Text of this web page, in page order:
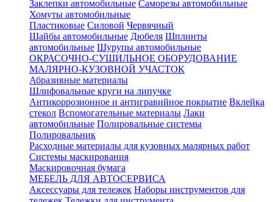
Заклепки автомобильные Саморезы автомобильные
Хомуты автомобильные
Пластиковые Силовой Червячный
Шайбы автомобильные Дюбеля Шплинты
автомобильные Шурупы автомобильные
ОКРАСОЧНО-СУШИЛЬНОЕ ОБОРУДОВАНИЕ
МАЛЯРНО-КУЗОВНОЙ УЧАСТОК
Абразивные материалы
Шлифовальные круги на липучке
Антикоррозионное и антигравийное покрытие Вклейка
стекол Вспомогательные материалы Лаки
автомобильные Полировальные системы
Полировальник
Расходные материалы для кузовных малярных работ
Системы маскирования
Маскировочная бумага
МЕБЕЛЬ ДЛЯ АВТОСЕРВИСА
Аксессуары для тележек Наборы инструментов для